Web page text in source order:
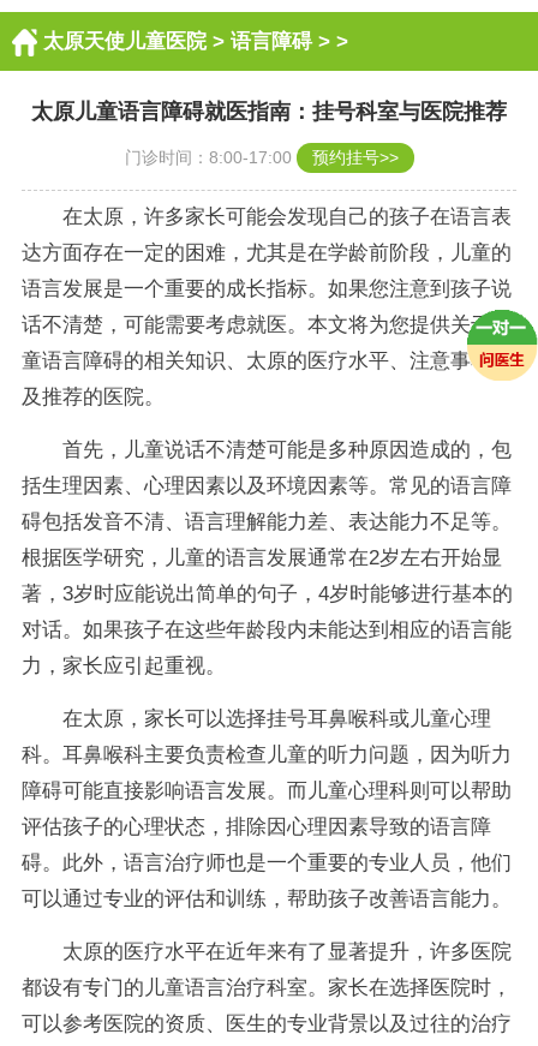
太原天使儿童医院> 语言障碍> >
太原儿童语言障碍就医指南：挂号科室与医院推荐
门诊时间：8:00-17:00 预约挂号>>
在太原，许多家长可能会发现自己的孩子在语言表
达方面存在一定的困难，尤其是在学龄前阶段，儿童的
语言发展是一个重要的成长指标。如果您注意到孩子说
话不清楚，可能需要考虑就医。本文将为您提供关于儿
童语言障碍的相关知识、太原的医疗水平、注意事项以
及推荐的医院。
首先，儿童说话不清楚可能是多种原因造成的，包
括生理因素、心理因素以及环境因素等。常见的语言障
碍包括发音不清、语言理解能力差、表达能力不足等。
根据医学研究，儿童的语言发展通常在2岁左右开始显
著，3岁时应能说出简单的句子，4岁时能够进行基本的
对话。如果孩子在这些年龄段内未能达到相应的语言能
力，家长应引起重视。
在太原，家长可以选择挂号耳鼻喉科或儿童心理
科。耳鼻喉科主要负责检查儿童的听力问题，因为听力
障碍可能直接影响语言发展。而儿童心理科则可以帮助
评估孩子的心理状态，排除因心理因素导致的语言障
碍。此外，语言治疗师也是一个重要的专业人员，他们
可以通过专业的评估和训练，帮助孩子改善语言能力。
太原的医疗水平在近年来有了显著提升，许多医院
都设有专门的儿童语言治疗科室。家长在选择医院时，
可以参考医院的资质、医生的专业背景以及过往的治疗